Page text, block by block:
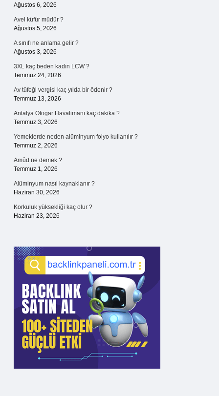
Ağustos 6, 2026
Avel küfür müdür ?
Ağustos 5, 2026
A sınıfı ne anlama gelir ?
Ağustos 3, 2026
3XL kaç beden kadın LCW ?
Temmuz 24, 2026
Av tüfeği vergisi kaç yılda bir ödenir ?
Temmuz 13, 2026
Antalya Otogar Havalimanı kaç dakika ?
Temmuz 3, 2026
Yemeklerde neden alüminyum folyo kullanılır ?
Temmuz 2, 2026
Amûd ne demek ?
Temmuz 1, 2026
Alüminyum nasıl kaynaklanır ?
Haziran 30, 2026
Korkuluk yüksekliği kaç olur ?
Haziran 23, 2026